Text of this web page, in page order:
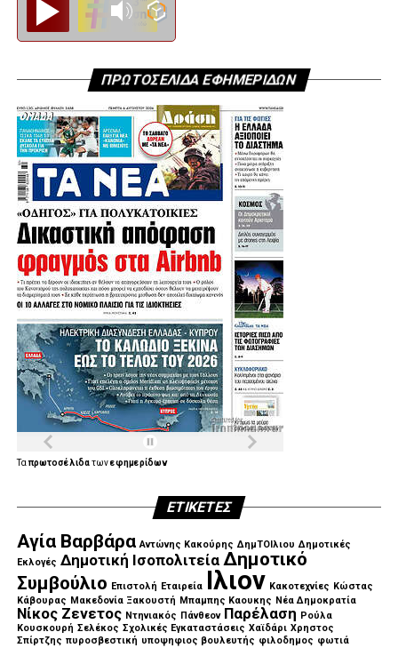
ΠΡΩΤΟΣΕΛΙΔΑ ΕΦΗΜΕΡΙΔΩΝ
Ταπρωτοσέλιδατωνεφημερίδων
ΕΤΙΚΈΤΕΣ
Αγία Βαρβάρα Αντώνης Κακούρης ΔημΤΟΙλιου Δημοτικές
Εκλογές Δημοτική Ισοπολιτεία Δημοτικό
Συμβούλιο Επιστολή Εταιρεία Ιλιον Κακοτεχνίες Κώστας
Κάβουρας Μακεδονία Ξακουστή Μπαμπης Καουκης Νέα Δημοκρατία
Νίκος Ζενετος Ντηνιακός Πάνθεον Παρέλαση Ρούλα
Κουσκουρή Σελέκος Σχολικές Εγκαταστάσεις Χαϊδάρι Χρηστος
Σπίρτζης πυροσβεστική υποψηφιος βουλευτής φιλοδημος φωτιά